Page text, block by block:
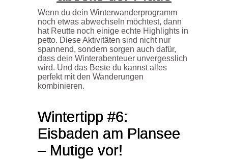
Wenn du dein Winterwanderprogramm
noch etwas abwechseln möchtest, dann
hat Reutte noch einige echte Highlights in
petto. Diese Aktivitäten sind nicht nur
spannend, sondern sorgen auch dafür,
dass dein Winterabenteuer unvergesslich
wird. Und das Beste du kannst alles
perfekt mit den Wanderungen
kombinieren.
Wintertipp #6:
Eisbaden am Plansee
– Mutige vor!